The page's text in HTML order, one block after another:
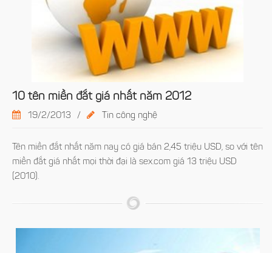
10 tên miền đắt giá nhất năm 2012
19/2/2013 / Tin công nghệ
Tên miền đắt nhất năm nay có giá bán 2,45 triệu USD, so với tên
miền đắt giá nhất mọi thời đại là sex.com giá 13 triệu USD
(2010).